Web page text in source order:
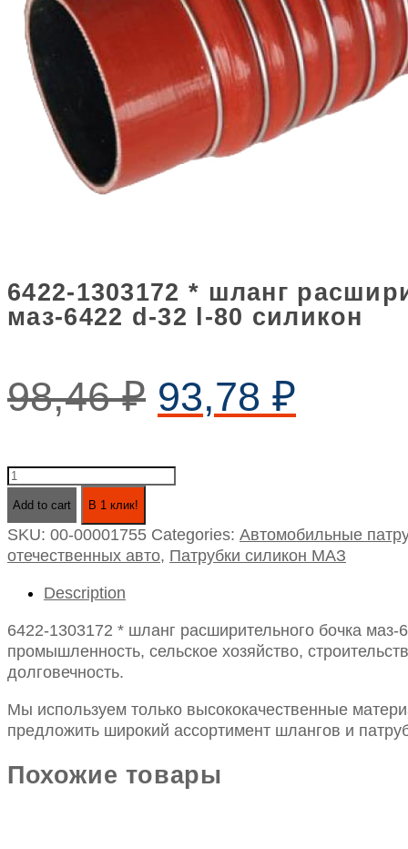
6422-1303172 * шланг
маз-6422 d-32 l-80 силикон
98,46₽ 93,78 ₽
6422-
шланг
расширительного
маз-6422
d-
32
l-
80
силикон
quantity
Add to cart В 1 клик!
SKU: 00-00001755 Categories: Автомобильные
отечественных авто, Патрубки силикон МАЗ
Description
6422-1303172 * шланг расширительного бочка
промышленность, сельское хозяйство,
долговечность.
Мы используем только высококачественные
предложить широкий ассортимент шлангов и
Похожие товары